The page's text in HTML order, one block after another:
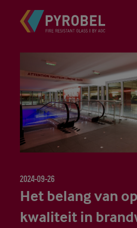
2024-09-26
Het belang van
kwaliteit in